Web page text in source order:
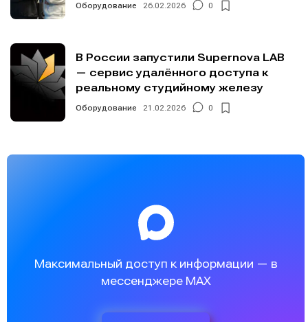
Оборудование 26.02.2026 0
В России запустили Supernova LAB
— сервис удалённого доступа к
реальному студийному железу
Оборудование 21.02.2026 0
Максимальный доступ к информации — в
мессенджере MAX